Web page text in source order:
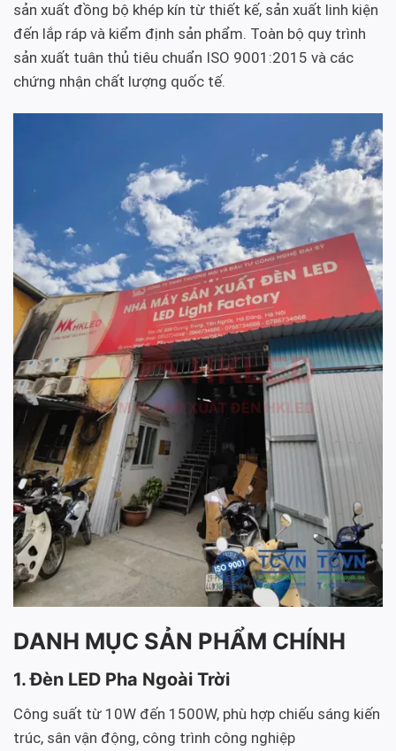
sản xuất đồng bộ khép kín từ thiết kế, sản xuất linh kiện
đến lắp ráp và kiểm định sản phẩm. Toàn bộ quy trình
sản xuất tuân thủ tiêu chuẩn ISO 9001:2015 và các
chứng nhận chất lượng quốc tế.
DANH MỤC SẢN PHẨM CHÍNH
1. Đèn LED Pha Ngoài Trời
Công suất từ 10W đến 1500W, phù hợp chiếu sáng kiến
trúc, sân vận động, công trình công nghiệp